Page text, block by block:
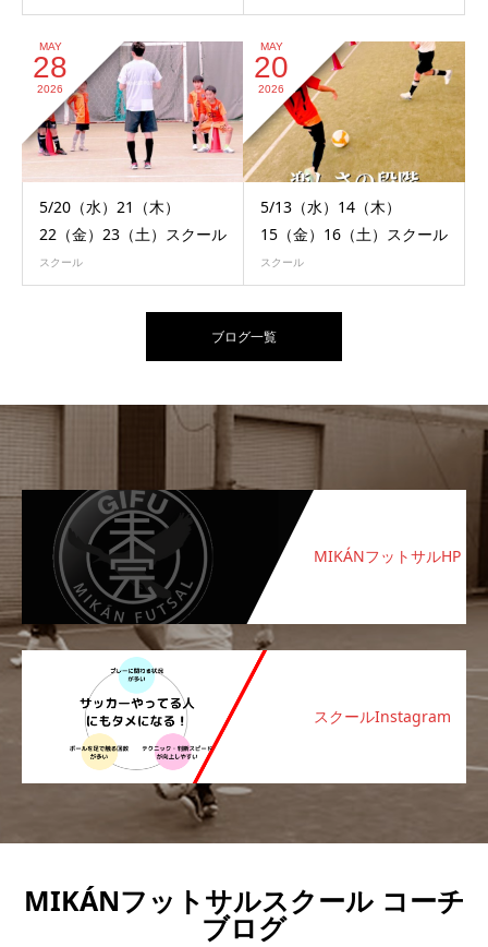
MAY
28
2026
5/20（水）21（木）
22（金）23（土）スクール
スクール
MAY
20
2026
5/13（水）14（木）
15（金）16（土）スクール
スクール
ブログ一覧
MIKÁNフットサルHP
スクールInstagram
MIKÁNフットサルスクール コーチ
ブログ